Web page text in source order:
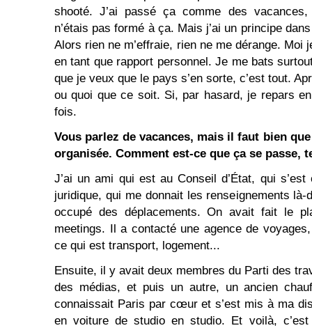
shooté. J’ai passé ça comme des
n’étais pas formé à ça. Mais j’ai un principe
Alors rien ne m’effraie, rien ne me dérange. Moi
en tant que rapport personnel. Je me bats
que je veux que le pays s’en sorte, c’est tout.
ou quoi que ce soit. Si, par hasard, je repars
fois.
Vous parlez de vacances, mais il faut bien
organisée. Comment est-ce que ça se passe,
J’ai un ami qui est au Conseil d’État, qui
juridique, qui me donnait les renseignements là-
occupé des déplacements. On avait fait le
meetings. Il a contacté une agence de
ce qui est transport, logement...
Ensuite, il y avait deux membres du Parti des
des médias, et puis un autre, un ancien
connaissait Paris par cœur et s’est mis à ma
en voiture de studio en studio. Et voilà,